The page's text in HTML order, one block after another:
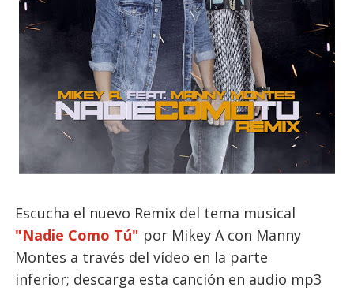
Escucha el nuevo Remix del tema musical
"Nadie Como Tú" por Mikey A con Manny
Montes a través del vídeo en la parte
inferior; descarga esta canción en audio mp3